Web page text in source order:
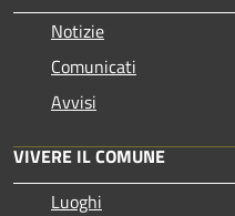
Notizie
Comunicati
Avvisi
VIVERE IL COMUNE
Luoghi